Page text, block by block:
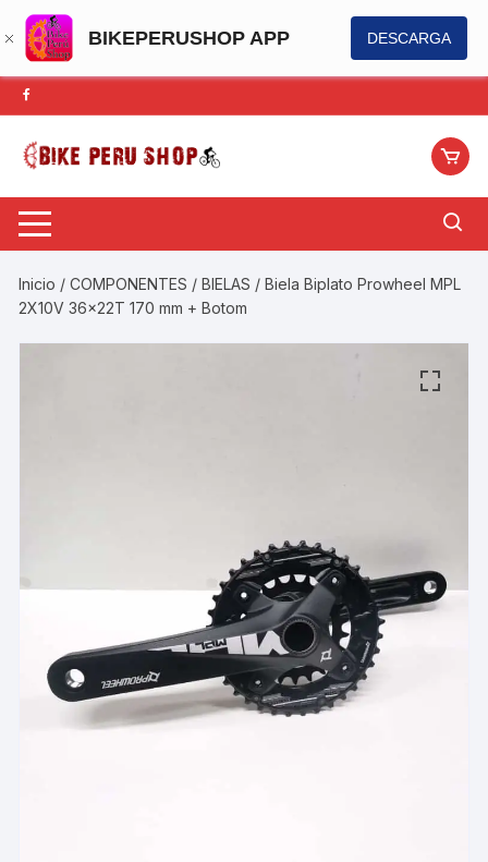
BIKEPERUSHOP APP DESCARGA
Saltar
al
contenido
Inicio /COMPONENTES /BIELAS / Biela Biplato Prowheel MPL
2X10V 36x22T 170 mm + Botom